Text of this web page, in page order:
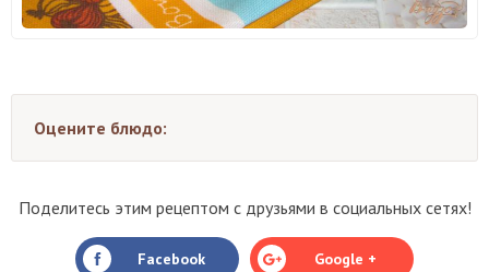
Оцените блюдо:
Поделитесь этим рецептом с друзьями в социальных сетях!
Facebook Google +